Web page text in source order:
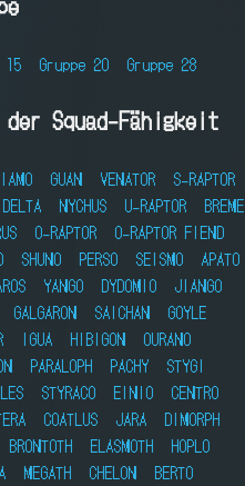
15 Gruppe 20 Gruppe 28
Squad-Fähigkeit
GUAN VENATOR
S-RAPTOR
DELTA NYCHUS U-RAPTOR
BREME
O-RAPTOR
O-RAPTOR FIEND
SHUNO PERSO SEISMO
APATO
YANGO DYDOMIO
JIANGO
GALGARON SAICHAN
GOYLE
IGUA HIBIGON
OURANO
PARALOPH PACHY
STYGI
STYRACO EINIO
CENTRO
COATLUS JARA
DIMORPH
BRONTOTH ELASMOTH
HOPLO
MEGATH CHELON
BERTO